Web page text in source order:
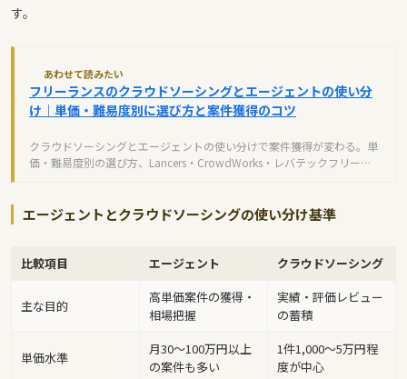
す。
あわせて読みたい
フリーランスのクラウドソーシングとエージェントの使い分
け｜単価・難易度別に選び方と案件獲得のコツ
クラウドソーシングとエージェントの使い分けで案件獲得が変わる。単
価・難易度別の選び方、Lancers・CrowdWorks・レバテックフリーラ
エージェントとクラウドソーシングの使い分け基準
比較項目 エージェント クラウドソーシング
主な目的
高単価案件の獲得・
相場把握
実績・評価レビュー
の蓄積
単価水準
月30〜100万円以上
の案件も多い
1件1,000〜5万円程
度が中心